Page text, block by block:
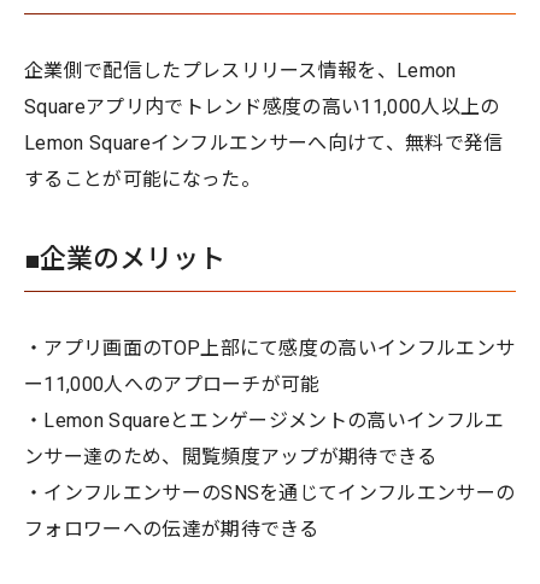
企業側で配信したプレスリリース情報を、Lemon
Squareアプリ内でトレンド感度の高い11,000人以上の
Lemon Squareインフルエンサーへ向けて、無料で発信
することが可能になった。
■企業のメリット
・アプリ画面のTOP上部にて感度の高いインフルエンサ
ー11,000人へのアプローチが可能
・Lemon Squareとエンゲージメントの高いインフルエ
ンサー達のため、閲覧頻度アップが期待できる
・インフルエンサーのSNSを通じてインフルエンサーの
フォロワーへの伝達が期待できる